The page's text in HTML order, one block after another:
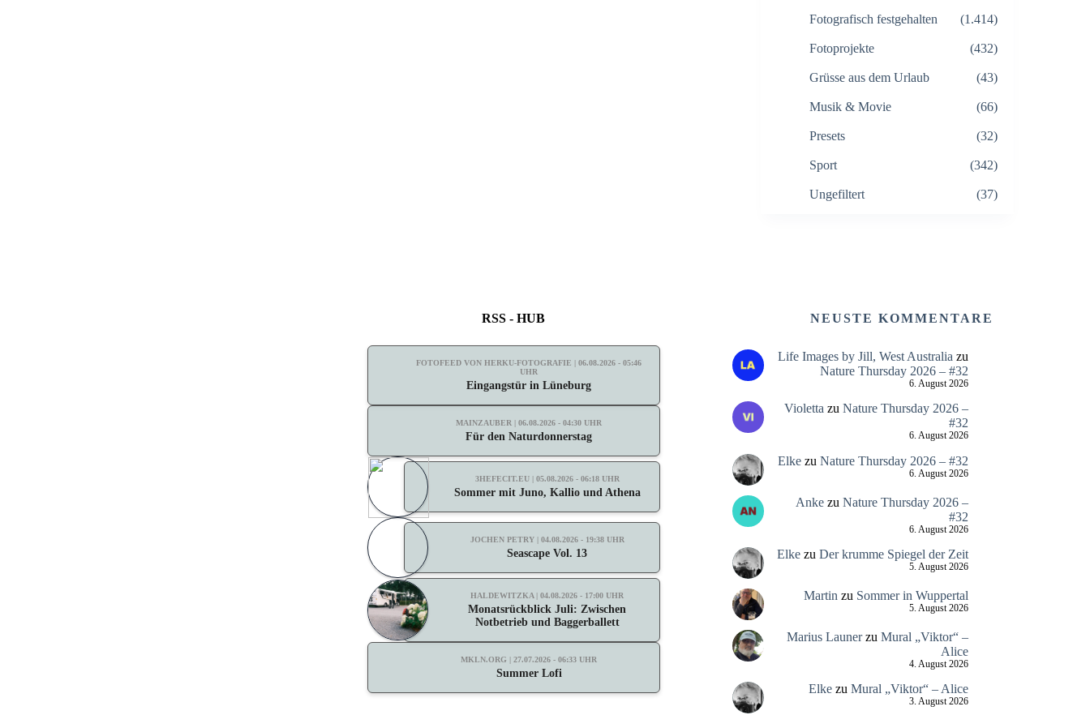
Fotografisch festgehalten (1.414)
Fotoprojekte (432)
Grüsse aus dem Urlaub (43)
Musik & Movie (66)
Presets (32)
Sport (342)
Ungefiltert (37)
RSS - HUB
FOTOFEED VON HERKU-FOTOGRAFIE | 06.08.2026 - 05:46
UHR
Eingangstür in Lüneburg
MAINZAUBER | 06.08.2026 - 04:30 UHR
Für den Naturdonnerstag
3HEFECIT.EU | 05.08.2026 - 06:18 UHR
Sommer mit Juno, Kallio und Athena
JOCHEN PETRY | 04.08.2026 - 19:38 UHR
Seascape Vol. 13
HALDEWITZKA | 04.08.2026 - 17:00 UHR
Monatsrückblick Juli: Zwischen
Notbetrieb und Baggerballett
MKLN.ORG | 27.07.2026 - 06:33 UHR
Summer Lofi
NEUSTE KOMMENTARE
Life Images by Jill, West Australia zu
Nature Thursday 2026 – #32
6. August 2026
Violetta zu Nature Thursday 2026 –
#32
6. August 2026
Elkezu Nature Thursday 2026 – #32
6. August 2026
Ankezu Nature Thursday 2026 –
#32
6. August 2026
Elkezu Der krumme Spiegel der Zeit
5. August 2026
Martin zu Sommer in Wuppertal
5. August 2026
Marius Launerzu Mural „Viktor“ –
Alice
4. August 2026
Elkezu Mural „Viktor“ – Alice
3. August 2026